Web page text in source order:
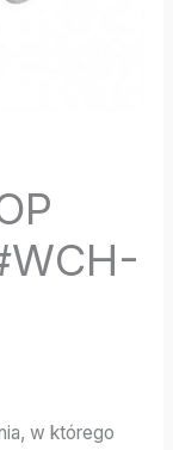
w którego